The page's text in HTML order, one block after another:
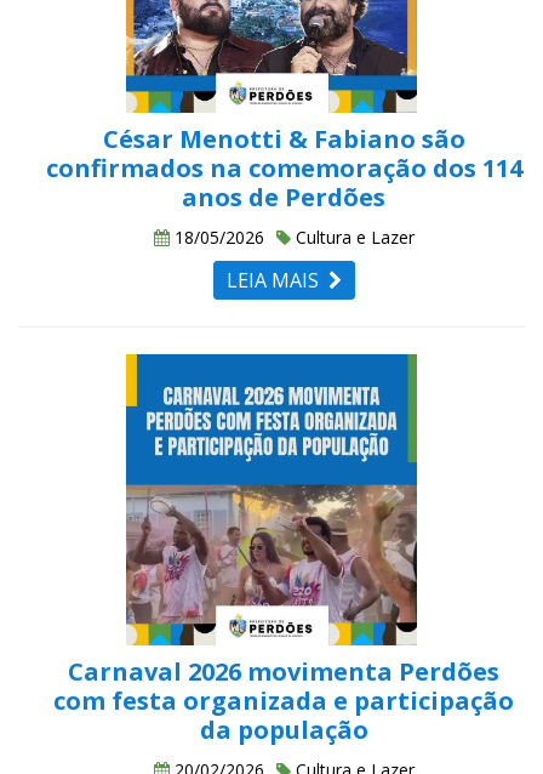
César Menotti & Fabiano são
confirmados na comemoração dos 114
anos de Perdões
18/05/2026 Cultura e Lazer
LEIA MAIS
Carnaval 2026 movimenta Perdões
com festa organizada e participação
da população